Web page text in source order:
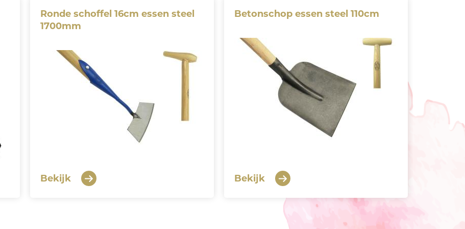
Ronde schoffel 16cm essen steel
1700mm
Bekijk
Betonschop essen steel 110cm
Bekijk